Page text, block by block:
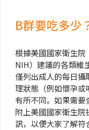
B群要吃多少
根據美國國家衛生
NIH）建議的各類維
僅列出成人的每日
理狀態（例如懷孕
有所不同。如果需
附上美國國家衛生
訊，以便大家了解符